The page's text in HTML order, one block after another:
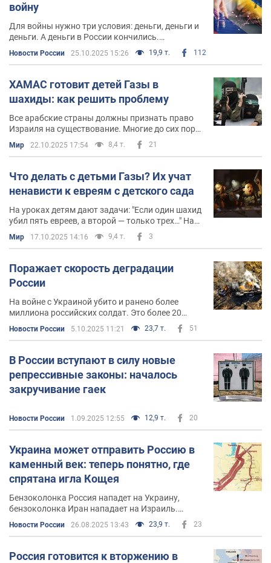
войну
Для войны нужно три условия: деньги, деньги и
деньги. А деньги в России кончились.
Производство вооружений высасывает все
силы из экономики и стремительно разрушает
Новости России 25.10.2025 15:26 19,9 т. 112
ХАМАС готовит детей Газы в
шахиды: как решить проблему
Все арабские страны должны признать право
Израиля на существование. Многие до сих пор
этого не сделали. Необходимо перестать учить
детей в мусульманских странах по
Мир 22.10.2025 17:54 8,4 т. 21
Что делать с детьми Газы? Их учат
ненависти к евреям с детского сада
На уроках детям дают задачи: "Если один шахид
убил пять евреев, а второй — только трех…" На
выпускных популярны ритуальные
костюмированные казни израильских солдат.
военизированные лагеря
Мир 17.10.2025 14:16 9,4 т. 3
Поражает скорость деградации
России
На войне с Украиной убито и ранено более
миллиона российских солдат. Это более 20
полнокровных общевойсковых армий. Сожжено
более 11000 танков
Новости России 5.10.2025 11:21 23,7 т. 51
В России вступают в силу новые
репрессивные законы: началось
закручивание гаек
Новости России 1.09.2025 12:55 12,9 т. 20
Украина может отправить Россию в
каменный век: теперь понятно, где
спрятана игла Кощея
Бензоколонка Россия нападет на Украину,
бензоколонка Иран нападает на Израиль.
Казалось бы, что может пойти не так?
Новости России 26.08.2025 13:43 23,9 т. 23
Россия готовится к вторжению в